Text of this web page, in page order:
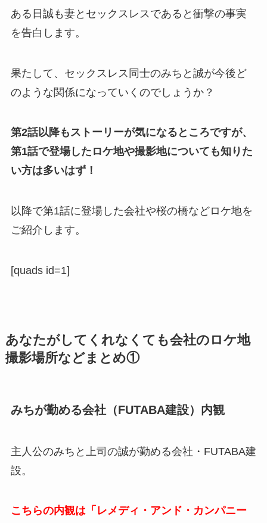
ある日誠も妻とセックスレスであると衝撃の事実
を告白します。
果たして、セックスレス同士のみちと誠が今後ど
のような関係になっていくのでしょうか？
第2話以降もストーリーが気になるところですが、
第1話で登場したロケ地や撮影地についても知りた
い方は多いはず！
以降で第1話に登場した会社や桜の橋などロケ地を
ご紹介します。
[quads id=1]
あなたがしてくれなくても会社のロケ地
撮影場所などまとめ①
みちが勤める会社（FUTABA建設）内観
主人公のみちと上司の誠が勤める会社・FUTABA建
設。
こちらの内観は「レメディ・アンド・カンパニー